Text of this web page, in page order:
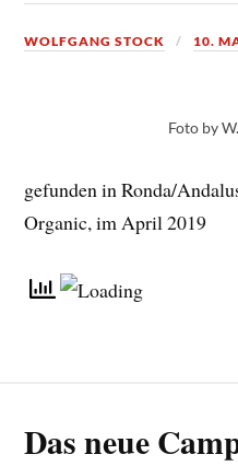
WOLFGANG STOCK 10.
Foto by
gefunden in Ronda/
Organic, im April 2019
Das neue